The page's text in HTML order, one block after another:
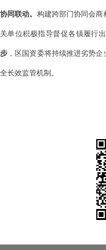
协同联动。 构建跨部门协同会
关单位积极指导督促各镇履行
步 ，区国资委将持续推进劣势
全长效监管机制。